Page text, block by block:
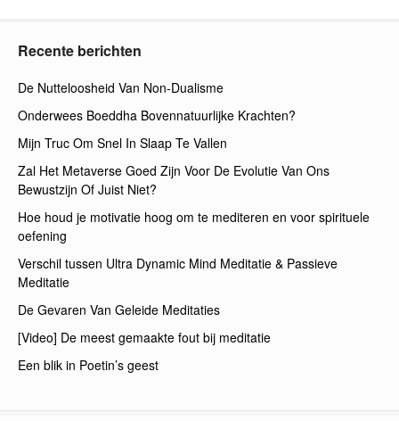
Recente berichten
De Nutteloosheid Van Non-Dualisme
Onderwees Boeddha Bovennatuurlijke Krachten?
Mijn Truc Om Snel In Slaap Te Vallen
Zal Het Metaverse Goed Zijn Voor De Evolutie Van Ons
Bewustzijn Of Juist Niet?
Hoe houd je motivatie hoog om te mediteren en voor spirituele
oefening
Verschil tussen Ultra Dynamic Mind Meditatie & Passieve
Meditatie
De Gevaren Van Geleide Meditaties
[Video] De meest gemaakte fout bij meditatie
Een blik in Poetin’s geest